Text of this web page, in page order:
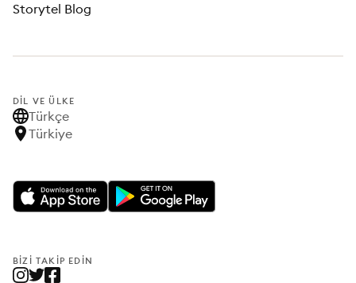
Storytel Blog
DIL VE ÜLKE
Türkçe
Türkiye
BIZI TAKIP EDIN